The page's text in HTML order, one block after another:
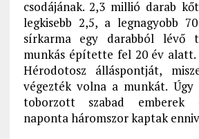
csodájának. 2,3 millió darab
legkisebb 2,5, a legnagyobb
sírkarma egy darabból lévő
munkás építette fel 20 év
Hérodotosz álláspontját,
végezték volna a munkát. Úgy
toborzott szabad emberek
naponta háromszor kaptak